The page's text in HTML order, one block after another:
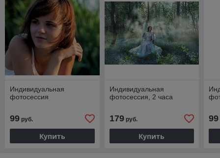
Индивидуальная
фотосессия
99 руб.
Купить
Индивидуальная
фотосессия, 2 часа
179руб.
Купить
99